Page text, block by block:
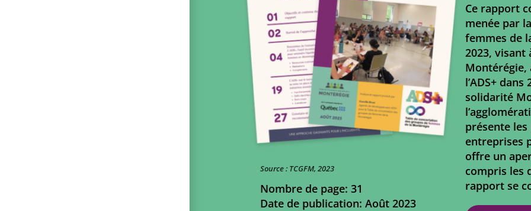
Source : TCGFM, 2023
Nombre de page: 31
Date de publication: Août 2023
Ce rapport
menée par
femmes de
2023, visant
Montérégie,
l’ADS+
solidarité
présente
entreprises
offre un
compris les
rapport se